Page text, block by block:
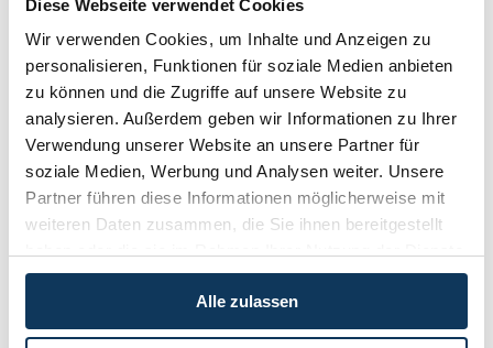
Diese Webseite verwendet Cookies
Wir verwenden Cookies, um Inhalte und Anzeigen zu
personalisieren, Funktionen für soziale Medien anbieten
zu können und die Zugriffe auf unsere Website zu
analysieren. Außerdem geben wir Informationen zu Ihrer
Verwendung unserer Website an unsere Partner für
soziale Medien, Werbung und Analysen weiter. Unsere
Partner führen diese Informationen möglicherweise mit
weiteren Daten zusammen, die Sie ihnen bereitgestellt
gesammelt haben.
Alle zulassen
Nr. 3 / September 2011
Nr. 2 / Juni 2011
Nr. 1 / März 2011
Nr. 4 / Dezember 2010
Nr. 2 / Juni 2010
Nr. 1 / WKÖ 2010
Nr. 3 / Dezember 2009